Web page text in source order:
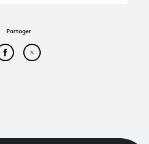
Partager
Partager cet article sur
Partager cet article sur